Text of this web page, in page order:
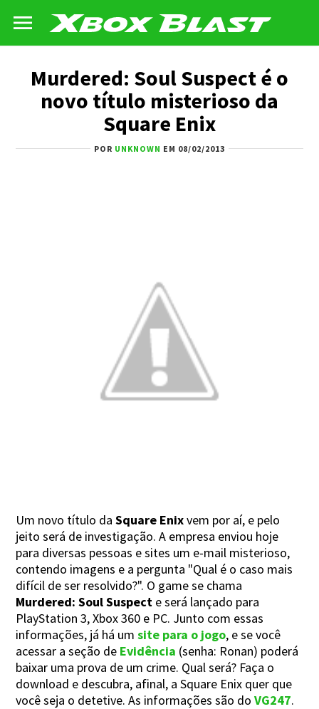
Murdered: Soul Suspect é o
novo título misterioso da
Square Enix
POR UNKNOWN EM 08/02/2013
Um novo título daSquare Enixvem por aí, e pelo
jeito será de investigação. A empresa enviou hoje
para diversas pessoas e sites um e-mail misterioso,
contendo imagens e a pergunta "Qual é o caso mais
difícil de ser resolvido?". O game se chama
Murdered: Soul Suspect e será lançado para
PlayStation 3, Xbox 360 e PC. Junto com essas
informações, já há umsite para o jogo, e se você
acessar a seção de Evidência (senha: Ronan) poderá
baixar uma prova de um crime. Qual será? Faça o
download e descubra, afinal, a Square Enix quer que
você seja o detetive. As informações são doVG247.